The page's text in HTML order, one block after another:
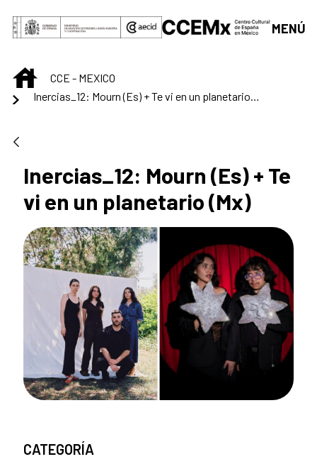
Saltar al contenido principal
MENÚ
INICIOCCE - MEXICO
Inercias_12: Mourn (Es) + Te vi en un planetario (Mx)
Inercias_12: Mourn (Es) + Te
vi en un planetario (Mx)
CATEGORÍA